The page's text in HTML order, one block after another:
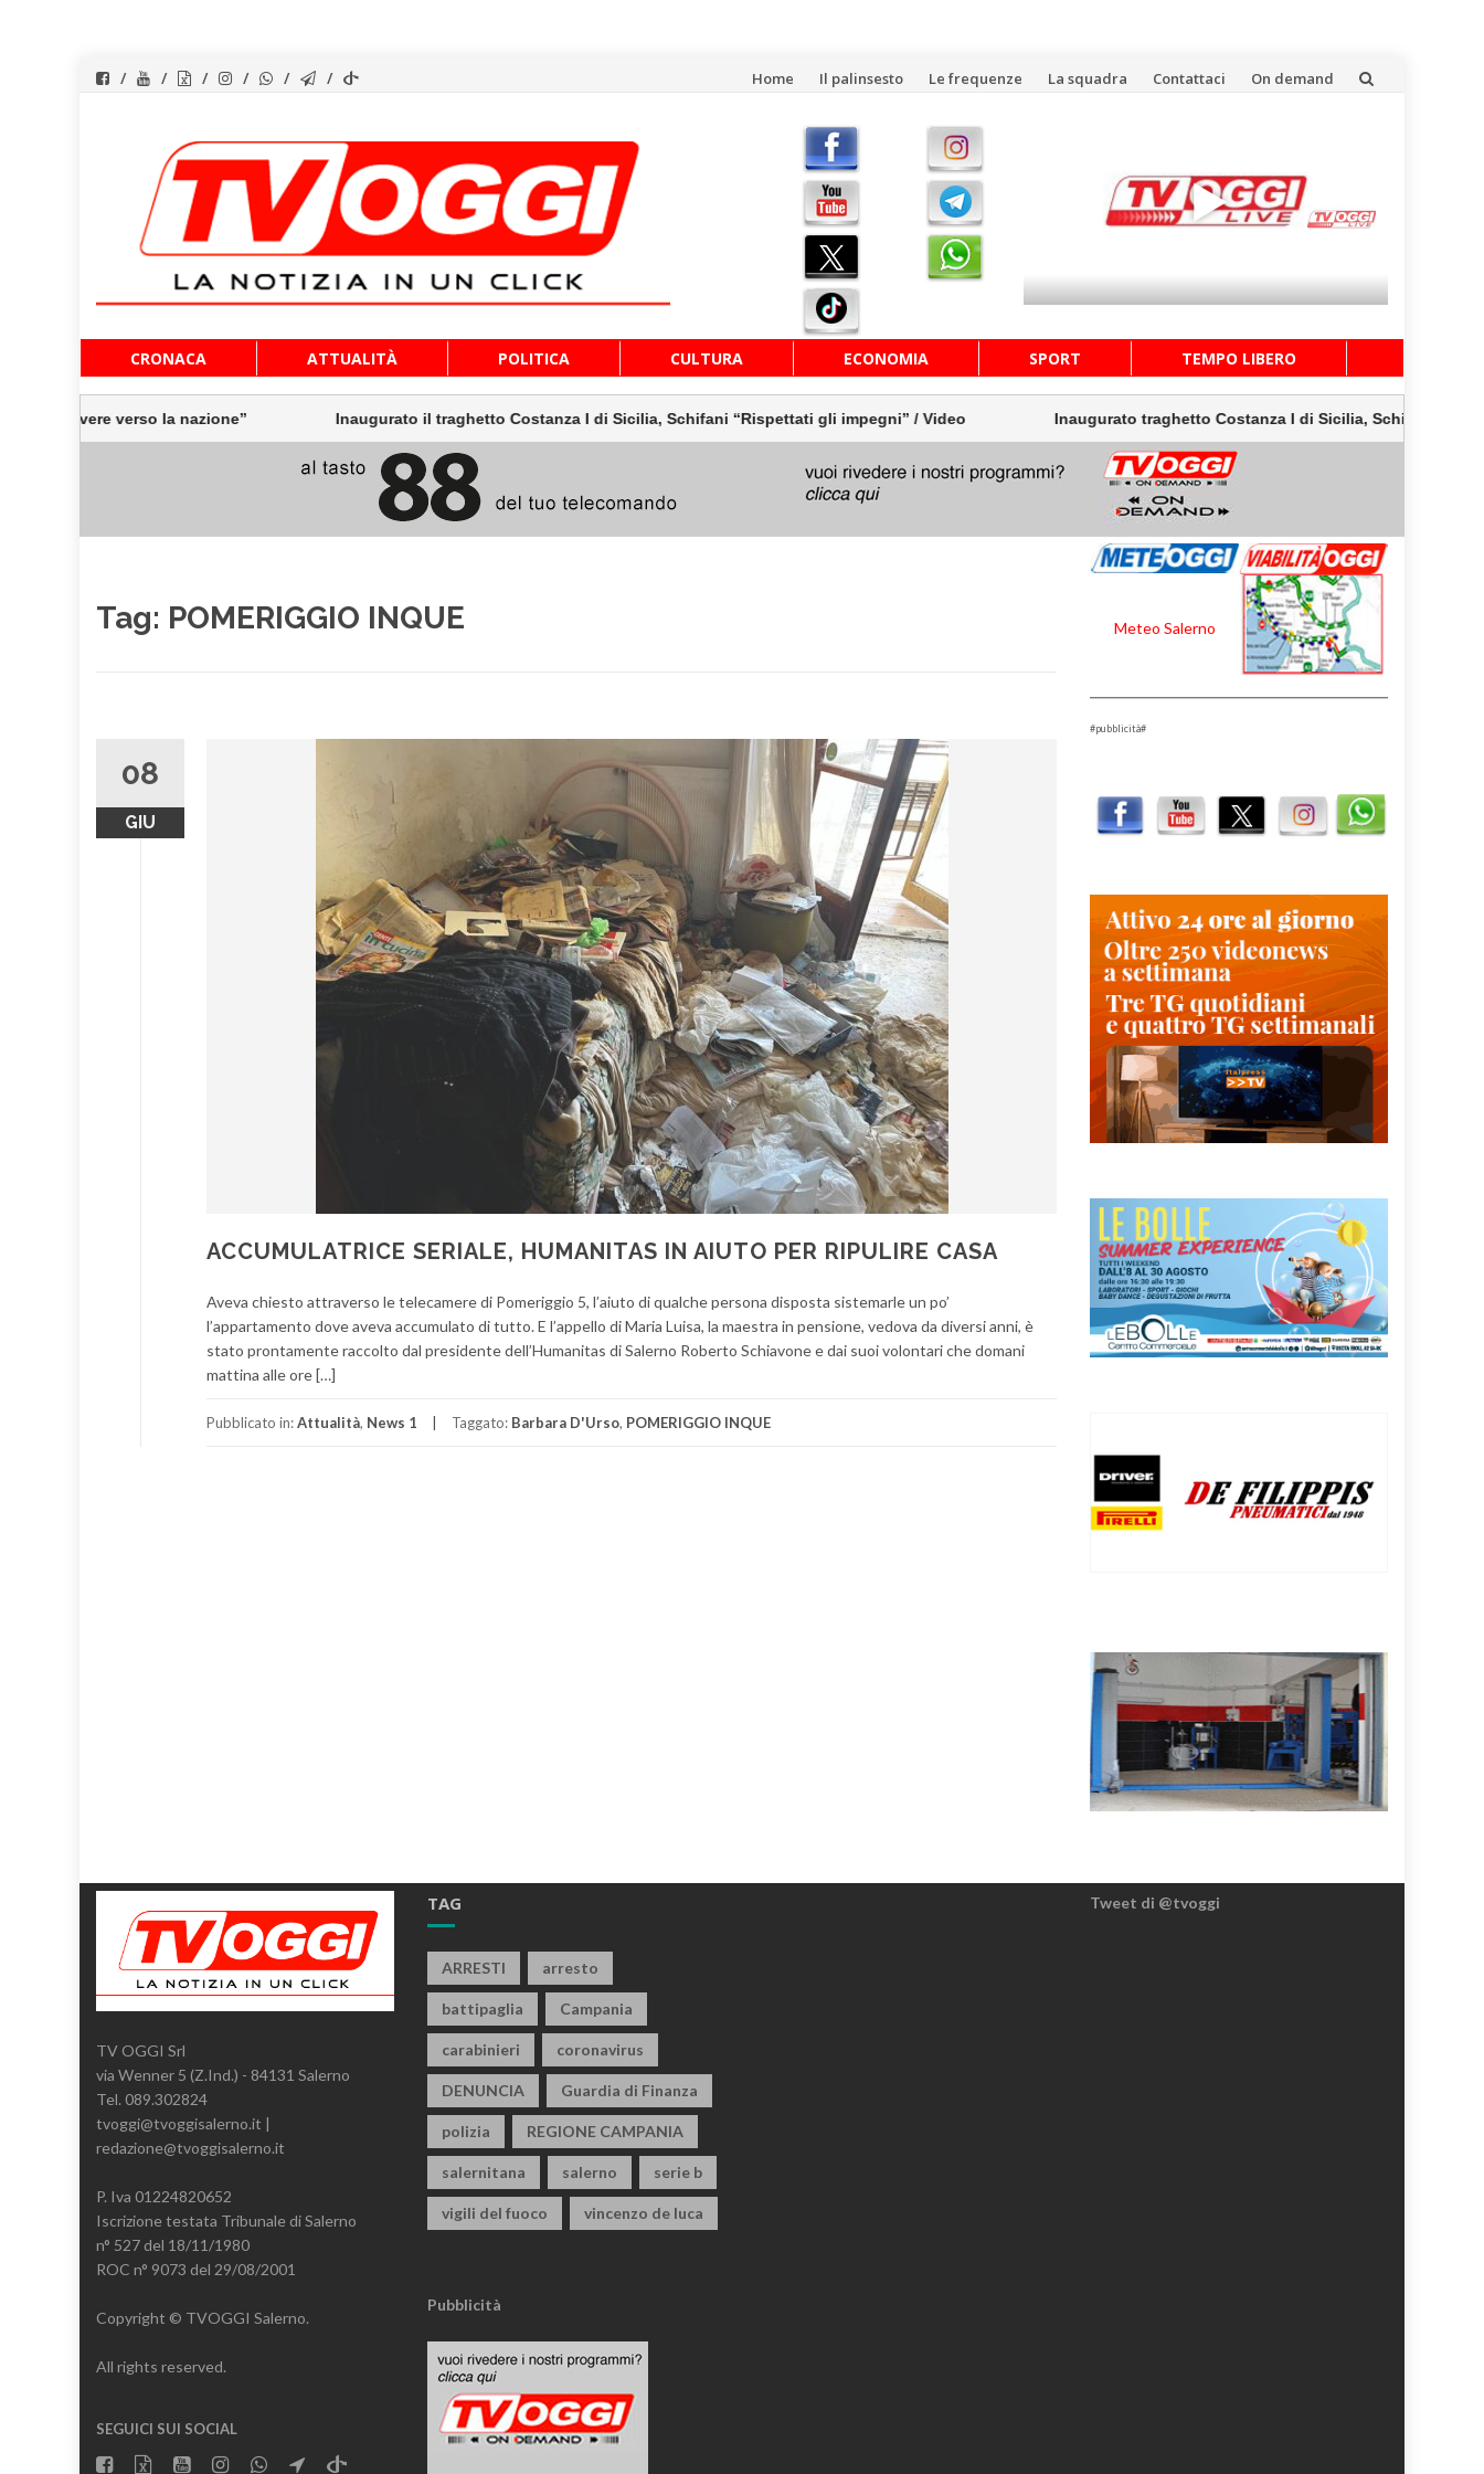
Vai
contenuto
Home Il palinsesto Le frequenze La squadra Contattaci On demand
al
contenuto
CRONACA ATTUALITÀ POLITICA CULTURA ECONOMIA SPORT TEMPO LIBERO
verso la nazione” Inaugurato il traghetto Costanza I di Sicilia, Schifani “Rispettati gli impegni” / Video Inaugurato traghetto Costanza I di Sicilia, Schifani “Mantenuto
Tag: POMERIGGIO INQUE
08
GIU
ACCUMULATRICE SERIALE, HUMANITAS IN AIUTO PER RIPULIRE CASA
Aveva chiesto attraverso le telecamere di Pomeriggio 5, l’aiuto di qualche persona disposta sistemarle un po’
l’appartamento dove aveva accumulato di tutto. E l’appello di Maria Luisa, la maestra in pensione, vedova da diversi anni, è
stato prontamente raccolto dal presidente dell’Humanitas di Salerno Roberto Schiavone e dai suoi volontari che domani
mattina alle ore […]
Pubblicato in:Attualità, News 1 Taggato: Barbara D'Urso, POMERIGGIO INQUE
Meteo Salerno
#pubblicità#
TV OGGI Srl
via Wenner 5 (Z.Ind.) - 84131 Salerno
Tel. 089.302824
tvoggi@tvoggisalerno.it |
redazione@tvoggisalerno.it
P. Iva 01224820652
Iscrizione testata Tribunale di Salerno
n° 527 del 18/11/1980
ROC n° 9073 del 29/08/2001
Copyright © TVOGGI Salerno.
All rights reserved.
SEGUICI SUI SOCIAL
TAG
ARRESTI arresto
battipaglia Campania
carabinieri coronavirus
DENUNCIA Guardia di Finanza
polizia REGIONE CAMPANIA
salernitana salerno serie b
vigili del fuoco vincenzo de luca
Pubblicità
Tweet di @tvoggi